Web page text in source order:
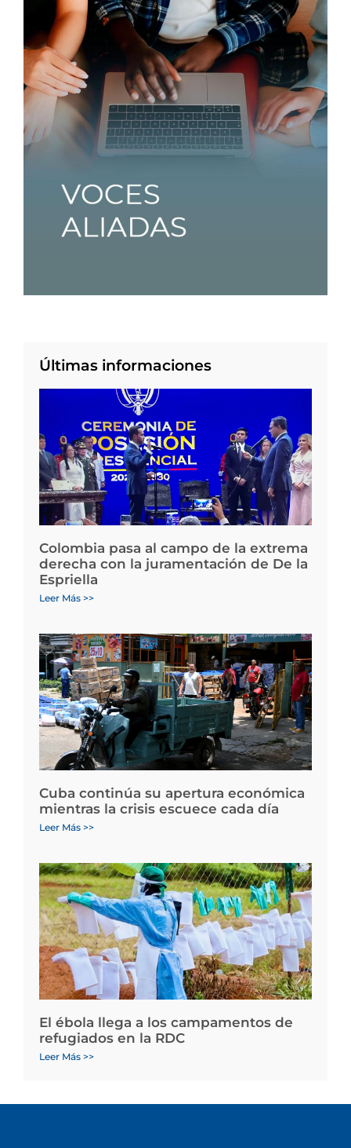
Últimas informaciones
Colombia pasa al campo de la extrema
derecha con la juramentación de De la
Espriella
Leer Más >>
Cuba continúa su apertura económica
mientras la crisis escuece cada día
Leer Más >>
El ébola llega a los campamentos de
refugiados en la RDC
Leer Más >>